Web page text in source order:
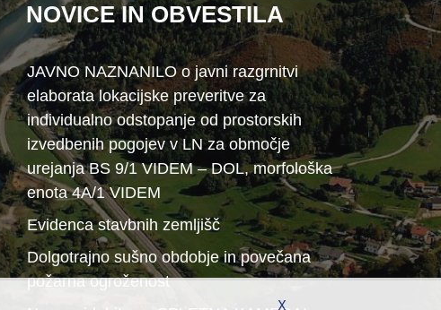
NOVICE IN OBVESTILA
JAVNO NAZNANILO o javni razgrnitvi
elaborata lokacijske preveritve za
individualno odstopanje od prostorskih
izvedbenih pogojev v LN za območje
urejanja BS 9/1 VIDEM – DOL, morfološka
enota 4A/1 VIDEM
Evidenca stavbnih zemljišč
Dolgotrajno sušno obdobje in povečana
požarna ogroženost
X